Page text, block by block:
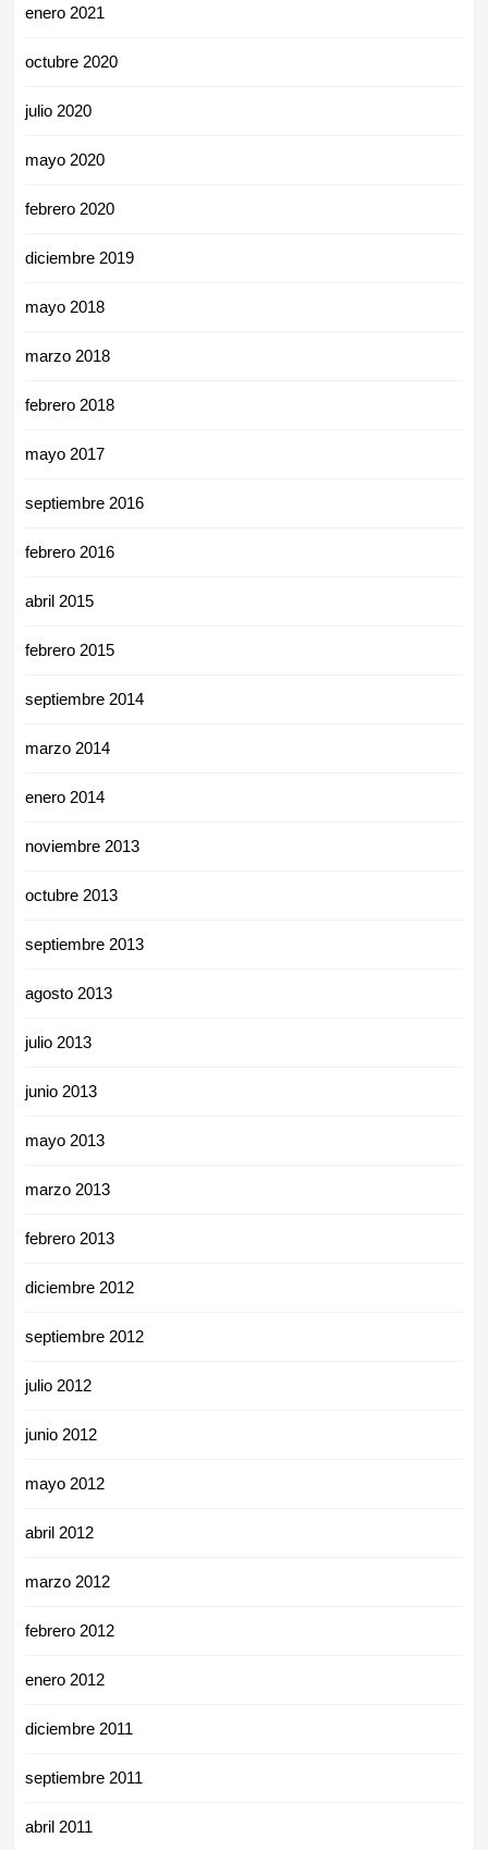
enero 2021
octubre 2020
julio 2020
mayo 2020
febrero 2020
diciembre 2019
mayo 2018
marzo 2018
febrero 2018
mayo 2017
septiembre 2016
febrero 2016
abril 2015
febrero 2015
septiembre 2014
marzo 2014
enero 2014
noviembre 2013
octubre 2013
septiembre 2013
agosto 2013
julio 2013
junio 2013
mayo 2013
marzo 2013
febrero 2013
diciembre 2012
septiembre 2012
julio 2012
junio 2012
mayo 2012
abril 2012
marzo 2012
febrero 2012
enero 2012
diciembre 2011
septiembre 2011
abril 2011